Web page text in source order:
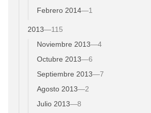
Febrero 2014—1
2013—115
Noviembre 2013—4
Octubre 2013—6
Septiembre 2013—7
Agosto 2013—2
Julio 2013—8